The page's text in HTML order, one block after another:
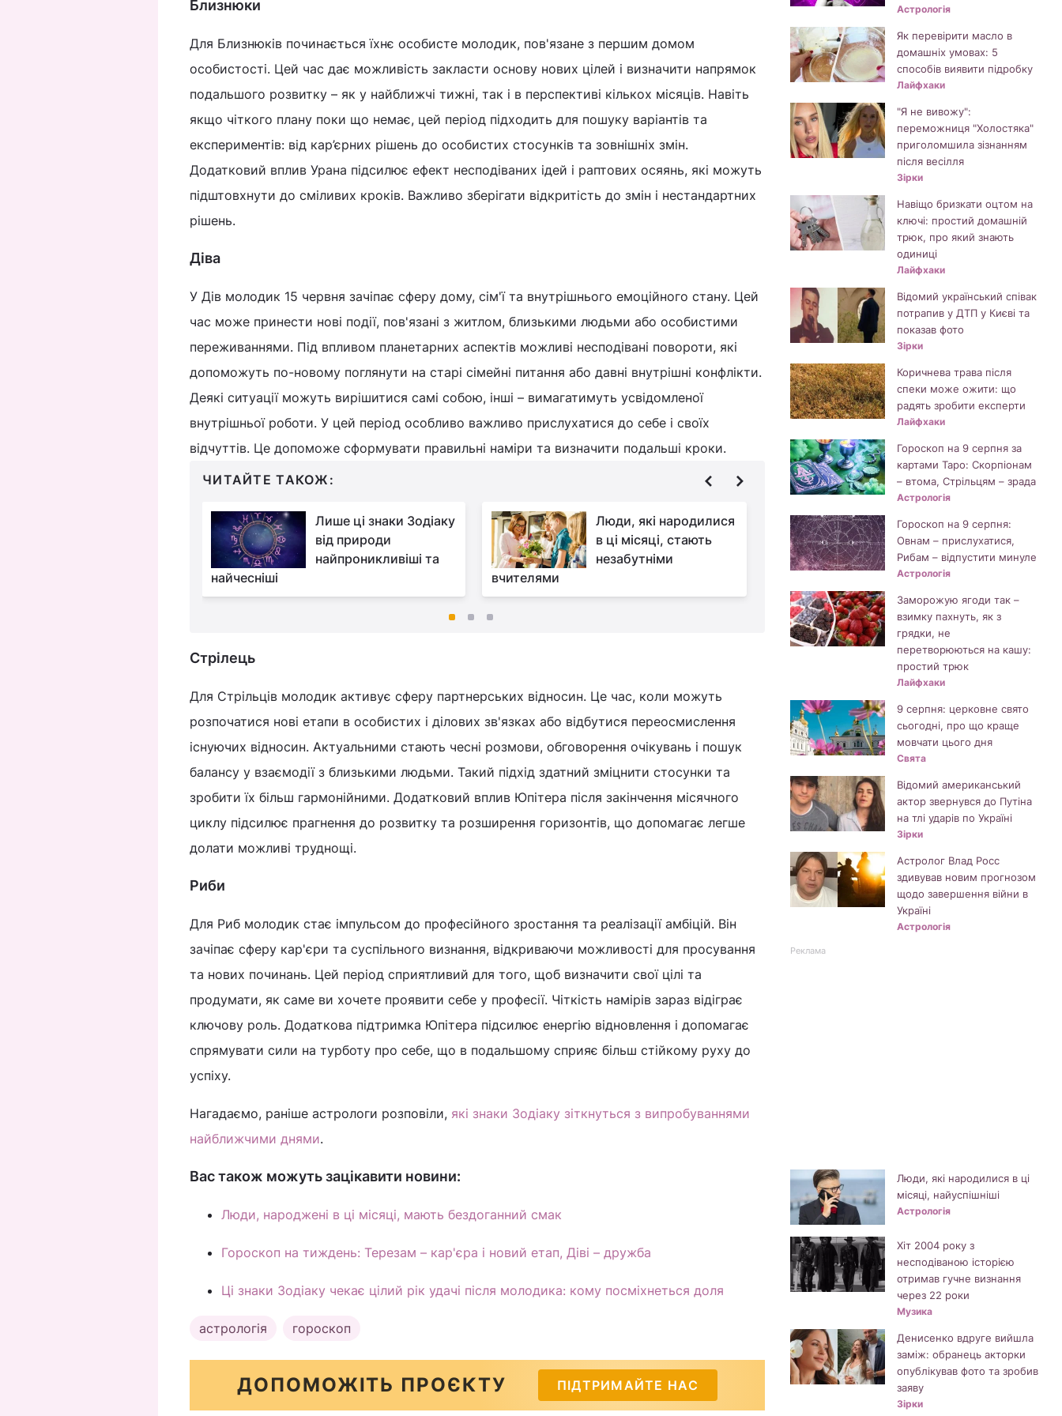
Близнюки
Для Близнюків починається їхнє особисте молодик, пов'язане з першим домом
особистості. Цей час дає можливість закласти основу нових цілей і визначити напрямок
подальшого розвитку – як у найближчі тижні, так і в перспективі кількох місяців. Навіть
якщо чіткого плану поки що немає, цей період підходить для пошуку варіантів та
експериментів: від кар’єрних рішень до особистих стосунків та зовнішніх змін.
Додатковий вплив Урана підсилює ефект несподіваних ідей і раптових осяянь, які можуть
підштовхнути до сміливих кроків. Важливо зберігати відкритість до змін і нестандартних
рішень.
Діва
У Дів молодик 15 червня зачіпає сферу дому, сім'ї та внутрішнього емоційного стану. Цей
час може принести нові події, пов'язані з житлом, близькими людьми або особистими
переживаннями. Під впливом планетарних аспектів можливі несподівані повороти, які
допоможуть по-новому поглянути на старі сімейні питання або давні внутрішні конфлікти.
Деякі ситуації можуть вирішитися самі собою, інші – вимагатимуть усвідомленої
внутрішньої роботи. У цей період особливо важливо прислухатися до себе і своїх
відчуттів. Це допоможе сформувати правильні наміри та визначити подальші кроки.
ЧИТАЙТЕ ТАКОЖ:
Лише ці знаки Зодіаку
від природи
найпроникливіші та
найчесніші
Люди, які народилися
в ці місяці, стають
незабутніми
вчителями
Гроші потечуть рікою
до цих знаків Зодіаку
найближчими днями
Стрілець
Для Стрільців молодик активує сферу партнерських відносин. Це час, коли можуть
розпочатися нові етапи в особистих і ділових зв'язках або відбутися переосмислення
існуючих відносин. Актуальними стають чесні розмови, обговорення очікувань і пошук
балансу у взаємодії з близькими людьми. Такий підхід здатний зміцнити стосунки та
зробити їх більш гармонійними. Додатковий вплив Юпітера після закінчення місячного
циклу підсилює прагнення до розвитку та розширення горизонтів, що допомагає легше
долати можливі труднощі.
Риби
Для Риб молодик стає імпульсом до професійного зростання та реалізації амбіцій. Він
зачіпає сферу кар'єри та суспільного визнання, відкриваючи можливості для просування
та нових починань. Цей період сприятливий для того, щоб визначити свої цілі та
продумати, як саме ви хочете проявити себе у професії. Чіткість намірів зараз відіграє
ключову роль. Додаткова підтримка Юпітера підсилює енергію відновлення і допомагає
спрямувати сили на турботу про себе, що в подальшому сприяє більш стійкому руху до
успіху.
Нагадаємо, раніше астрологи розповіли, які знаки Зодіаку зіткнуться з випробуваннями
найближчими днями.
Вас також можуть зацікавити новини:
Люди, народжені в ці місяці, мають бездоганний смак
Гороскоп на тиждень: Терезам – кар'єра і новий етап, Діві – дружба
Ці знаки Зодіаку чекає цілий рік удачі після молодика: кому посміхнеться доля
астрологія гороскоп
ДОПОМОЖІТЬ ПРОЄКТУ ПІДТРИМАЙТЕ НАС
Астрологія
Як перевірити масло в
домашніх умовах: 5
способів виявити підробку
Лайфхаки
"Я не вивожу":
переможниця "Холостяка"
приголомшила зізнанням
після весілля
Зірки
Навіщо бризкати оцтом на
ключі: простий домашній
трюк, про який знають
одиниці
Лайфхаки
Відомий український співак
потрапив у ДТП у Києві та
показав фото
Зірки
Коричнева трава після
спеки може ожити: що
радять зробити експерти
Лайфхаки
Гороскоп на 9 серпня за
картами Таро: Скорпіонам
– втома, Стрільцям – зрада
Астрологія
Гороскоп на 9 серпня:
Овнам – прислухатися,
Рибам – відпустити минуле
Астрологія
Заморожую ягоди так –
взимку пахнуть, як з
грядки, не
перетворюються на кашу:
простий трюк
Лайфхаки
9 серпня: церковне свято
сьогодні, про що краще
мовчати цього дня
Свята
Відомий американський
актор звернувся до Путіна
на тлі ударів по Україні
Зірки
Астролог Влад Росс
здивував новим прогнозом
щодо завершення війни в
Україні
Астрологія
Реклама
Люди, які народилися в ці
місяці, найуспішніші
Астрологія
Хіт 2004 року з
несподіваною історією
отримав гучне визнання
через 22 роки
Музика
Денисенко вдруге вийшла
заміж: обранець акторки
опублікував фото та зробив
заяву
Зірки